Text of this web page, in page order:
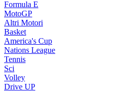
Formula E
MotoGP
Altri Motori
Basket
America's Cup
Nations League
Tennis
Sci
Volley
Drive UP